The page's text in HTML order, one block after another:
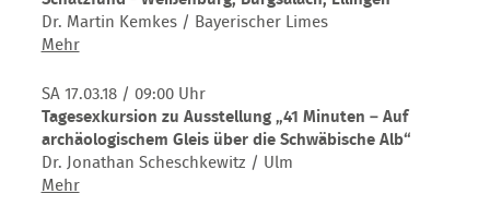
zwischen
Nürtingen
Rottenburg"
Dr. Martin Kemkes / Bayerischer Limes
MehrTagesexkursion
Limeskastelle
und
ein
Schatzfund
-
SA 17.03.18/ 09:00 Uhr
Tagesexkursion zu Ausstellung „41 Minuten – Auf
archäologischem Gleis über die Schwäbische Alb“
Dr. Jonathan Scheschkewitz / Ulm
MehrTagesexkursion